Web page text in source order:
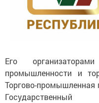
Его
промышленности и
Торгово-промышленная